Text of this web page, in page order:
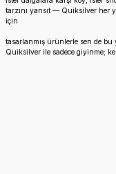
tarzını yansıt — Quiksilver her
için
tasarlanmış ürünlerle sen de bu
Quiksilver ile sadece giyinme;